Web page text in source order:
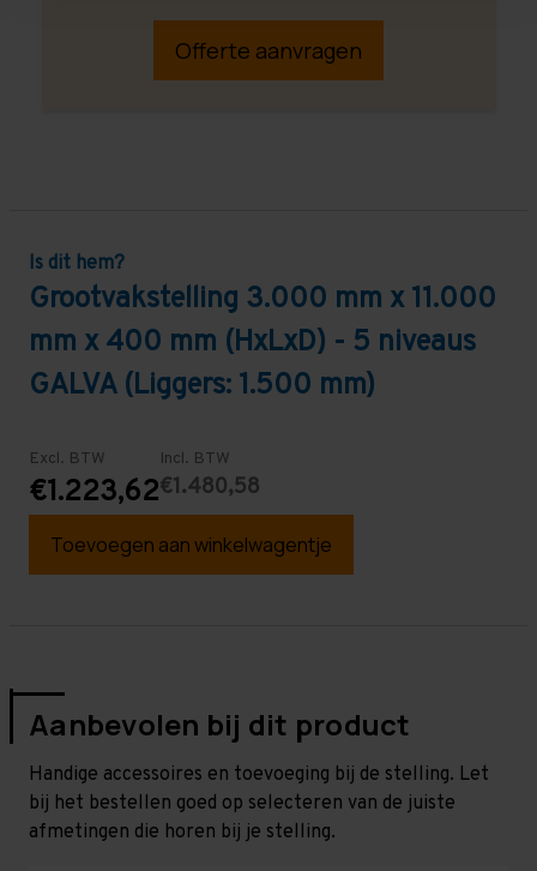
Offerte aanvragen
Is dit hem?
Grootvakstelling 3.000 mm x 11.000
mm x 400 mm (HxLxD) - 5 niveaus
GALVA (Liggers: 1.500 mm)
Excl. BTW
€1.223,62
Incl. BTW
€1.480,58
Toevoegen aan winkelwagentje
Aanbevolen bij dit product
Handige accessoires en toevoeging bij de stelling. Let
bij het bestellen goed op selecteren van de juiste
afmetingen die horen bij je stelling.